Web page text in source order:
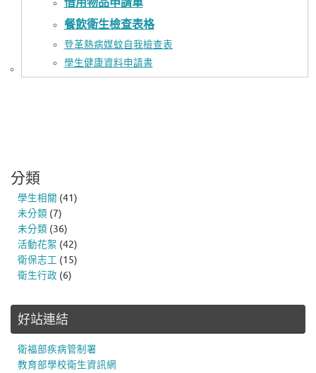
借用物品申請單
餐飲衛生檢查表格
登革熱病媒蚊自我檢查表
學生健康資料申請書
分類
學生相關 (41)
未分類 (7)
未分類 (36)
活動花絮 (42)
衛保志工 (15)
衛生行政 (6)
好站連結
衛福部疾病管制署
教育部學校衛生資訊網